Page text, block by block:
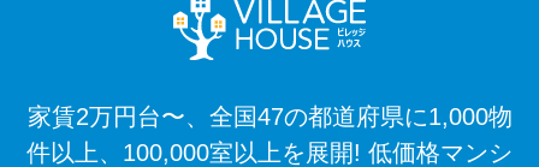
家賃2万円台〜、全国47の都道府県に1,000物
件以上、100,000室以上を展開! 低価格マンシ